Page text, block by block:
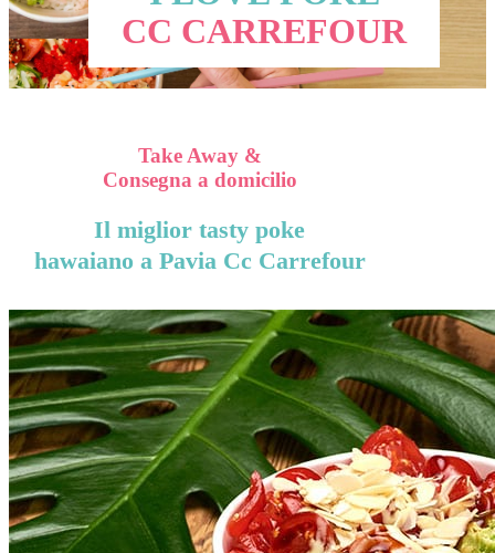
CC CARREFOUR
Take Away &
Consegna a domicilio
Il miglior tasty poke
hawaiano a Pavia Cc Carrefour